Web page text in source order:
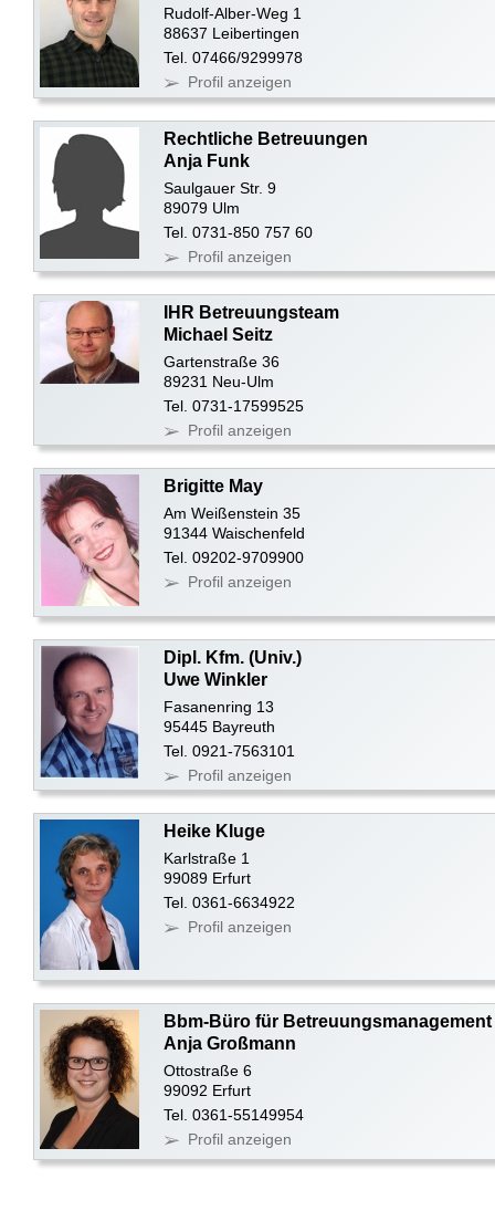
Rudolf-Alber-Weg 1
88637 Leibertingen
Tel. 07466/9299978
Profil anzeigen
Rechtliche Betreuungen
Anja Funk
Saulgauer Str. 9
89079 Ulm
Tel. 0731-850 757 60
Profil anzeigen
IHR Betreuungsteam
Michael Seitz
Gartenstraße 36
89231 Neu-Ulm
Tel. 0731-17599525
Profil anzeigen
Brigitte May
Am Weißenstein 35
91344 Waischenfeld
Tel. 09202-9709900
Profil anzeigen
Dipl. Kfm. (Univ.)
Uwe Winkler
Fasanenring 13
95445 Bayreuth
Tel. 0921-7563101
Profil anzeigen
Heike Kluge
Karlstraße 1
99089 Erfurt
Tel. 0361-6634922
Profil anzeigen
Bbm-Büro für Betreuungsmanagement
Anja Großmann
Ottostraße 6
99092 Erfurt
Tel. 0361-55149954
Profil anzeigen